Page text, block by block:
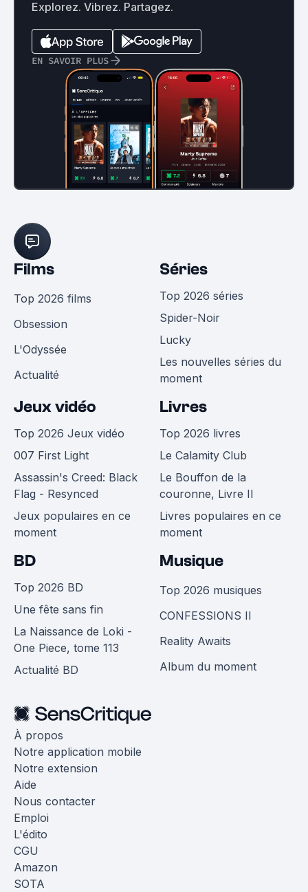
Explorez. Vibrez. Partagez.
EN SAVOIR PLUS
Films
Top 2026 films
Obsession
L'Odyssée
Actualité
Séries
Top 2026 séries
Spider-Noir
Lucky
Les nouvelles séries du
moment
Jeux vidéo
Top 2026 Jeux vidéo
007 First Light
Assassin's Creed: Black
Flag - Resynced
Jeux populaires en ce
moment
Livres
Top 2026 livres
Le Calamity Club
Le Bouffon de la
couronne, Livre II
Livres populaires en ce
moment
BD
Top 2026 BD
Une fête sans fin
La Naissance de Loki -
One Piece, tome 113
Actualité BD
Musique
Top 2026 musiques
CONFESSIONS II
Reality Awaits
Album du moment
À propos
Notre application mobile
Notre extension
Aide
Nous contacter
Emploi
L'édito
CGU
Amazon
SOTA